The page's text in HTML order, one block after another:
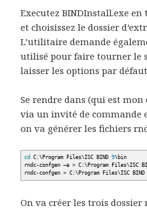
Executez BINDInstall.exe
et choisissez le dossier
L’utilitaire demande
utilisé pour faire tourner le
laisser les options par
Se rendre dans (qui est
via un invité de commande
on va générer les fichiers
cd C:\Program Files\ISC BIND9\bin
rndc-confgen –a> C:\Program Files\ISC
rndc-confgen> C:\Program Files\ISC
On va créer les trois dossier